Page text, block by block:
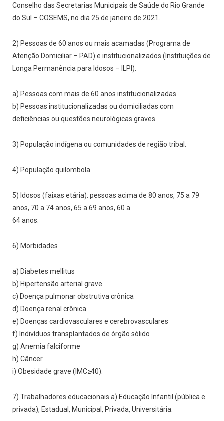
Conselho das Secretarias Municipais de Saúde do Rio Grande
do Sul – COSEMS, no dia 25 de janeiro de 2021.
2) Pessoas de 60 anos ou mais acamadas (Programa de
Atenção Domiciliar – PAD) e institucionalizados (Instituições de
Longa Permanência para Idosos – ILPI).
a) Pessoas com mais de 60 anos institucionalizadas.
b) Pessoas institucionalizadas ou domiciliadas com
deficiências ou questões neurológicas graves.
3) População indígena ou comunidades de região tribal.
4) População quilombola.
5) Idosos (faixas etária): pessoas acima de 80 anos, 75 a 79
anos, 70 a 74 anos, 65 a 69 anos, 60 a
64 anos.
6) Morbidades
a) Diabetes mellitus
b) Hipertensão arterial grave
c) Doença pulmonar obstrutiva crônica
d) Doença renal crônica
e) Doenças cardiovasculares e cerebrovasculares
f) Indivíduos transplantados de órgão sólido
g) Anemia falciforme
h) Câncer
i) Obesidade grave (IMC≥40).
7) Trabalhadores educacionais a) Educação Infantil (pública e
privada), Estadual, Municipal, Privada, Universitária.